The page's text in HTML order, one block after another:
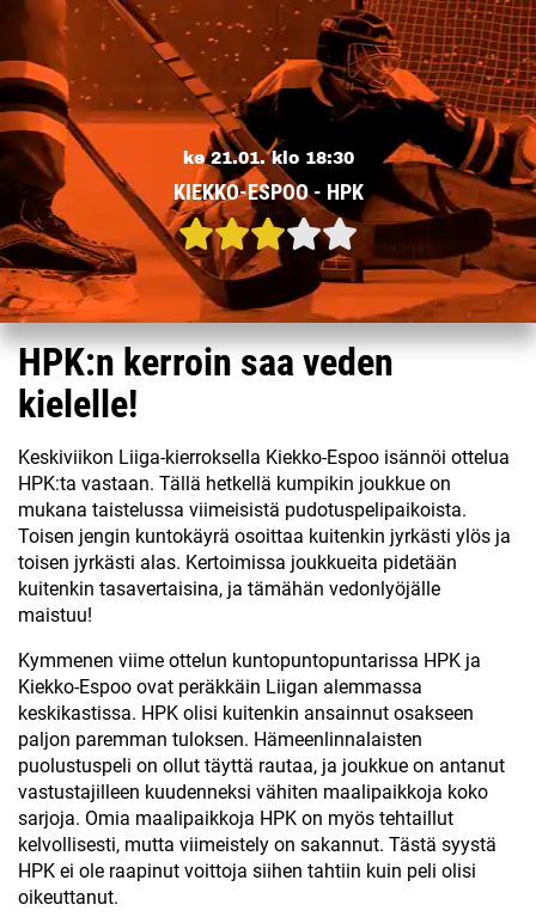
ke 21.01. klo 18:30
KIEKKO-ESPOO - HPK
HPK:n kerroin saa veden
kielelle!
Keskiviikon Liiga-kierroksella Kiekko-Espoo isännöi ottelua
HPK:ta vastaan. Tällä hetkellä kumpikin joukkue on
mukana taistelussa viimeisistä pudotuspelipaikoista.
Toisen jengin kuntokäyrä osoittaa kuitenkin jyrkästi ylös ja
toisen jyrkästi alas. Kertoimissa joukkueita pidetään
kuitenkin tasavertaisina, ja tämähän vedonlyöjälle
maistuu!
Kymmenen viime ottelun kuntopuntopuntarissa HPK ja
Kiekko-Espoo ovat peräkkäin Liigan alemmassa
keskikastissa. HPK olisi kuitenkin ansainnut osakseen
paljon paremman tuloksen. Hämeenlinnalaisten
puolustuspeli on ollut täyttä rautaa, ja joukkue on antanut
vastustajilleen kuudenneksi vähiten maalipaikkoja koko
sarjoja. Omia maalipaikkoja HPK on myös tehtaillut
kelvollisesti, mutta viimeistely on sakannut. Tästä syystä
HPK ei ole raapinut voittoja siihen tahtiin kuin peli olisi
oikeuttanut.